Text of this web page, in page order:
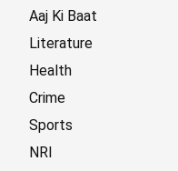
Aaj Ki Baat
Literature
Health
Crime
Sports
NRI